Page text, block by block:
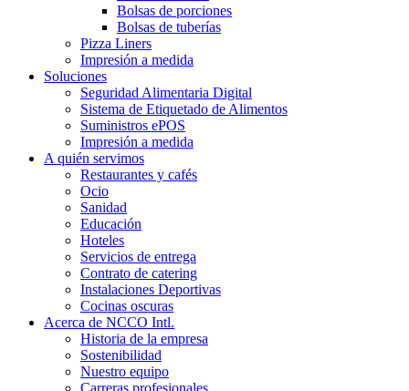
Bolsas de porciones
Bolsas de tuberías
Pizza Liners
Impresión a medida
Soluciones
Seguridad Alimentaria Digital
Sistema de Etiquetado de Alimentos
Suministros ePOS
Impresión a medida
A quién servimos
Restaurantes y cafés
Ocio
Sanidad
Educación
Hoteles
Servicios de entrega
Contrato de catering
Instalaciones Deportivas
Cocinas oscuras
Acerca de NCCO Intl.
Historia de la empresa
Sostenibilidad
Nuestro equipo
Carreras profesionales